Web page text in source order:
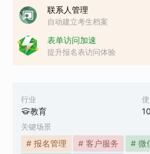
行业
教育 10
关键场景
# 报名管理 # 客户服务 # 微
联系人管理
自动建立考生档案
表单访问加速
提升报名表访问体验